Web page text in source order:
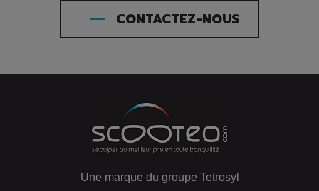
CONTACTEZ-NOUS
Une marque du groupe Tetrosyl